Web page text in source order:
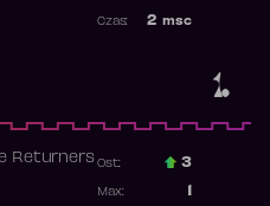
1.
2 msc
Czas:
Returners Ost.: 3
Max: